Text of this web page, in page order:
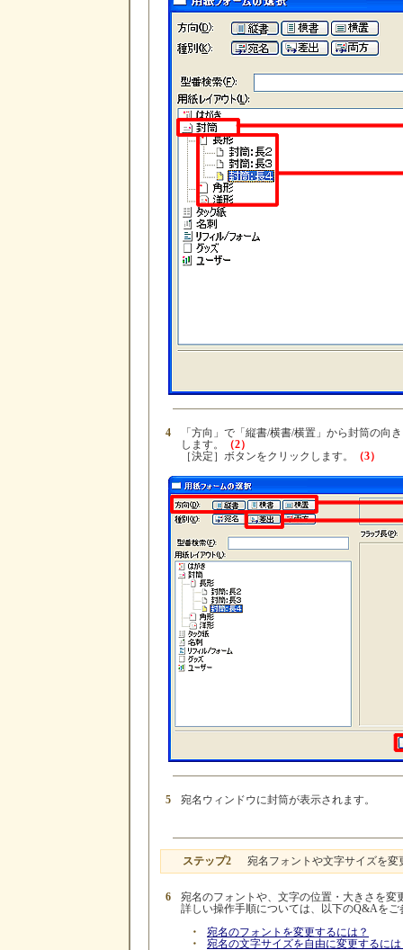
4
「方向」で「縦書/横書/横置」から封筒の向
します。
（2）
［決定］ボタンをクリックします。
（3）
5 宛名ウィンドウに封筒が表示されます。
ステップ2 宛名フォントや文字サイズを変
6
宛名のフォントや、文字の位置・大きさを変
詳しい操作手順については、以下のQ&Aを
・
宛名のフォントを変更するには？
・
宛名の文字サイズを自由に変更するに